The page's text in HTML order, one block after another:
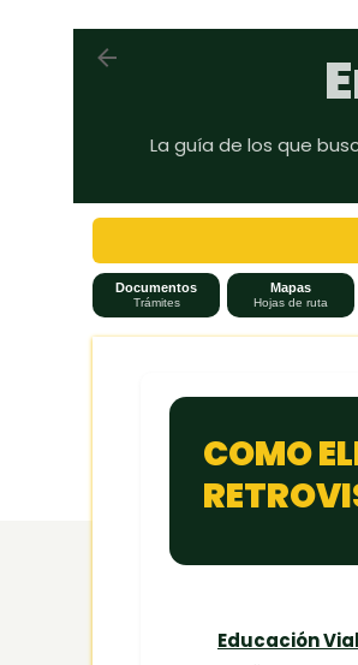
La guía de los que
Documentos
Trámites
Mapas
Hojas de ruta
COMO
Educación